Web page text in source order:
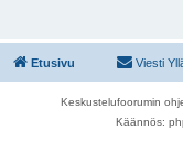
Etusivu Viesti
Keskustelufoorumin
Käännös: